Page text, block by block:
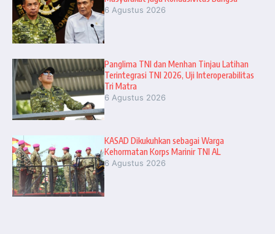
6 Agustus 2026
Panglima TNI dan Menhan Tinjau Latihan
Terintegrasi TNI 2026, Uji Interoperabilitas
Tri Matra
6 Agustus 2026
KASAD Dikukuhkan sebagai Warga
Kehormatan Korps Marinir TNI AL
6 Agustus 2026